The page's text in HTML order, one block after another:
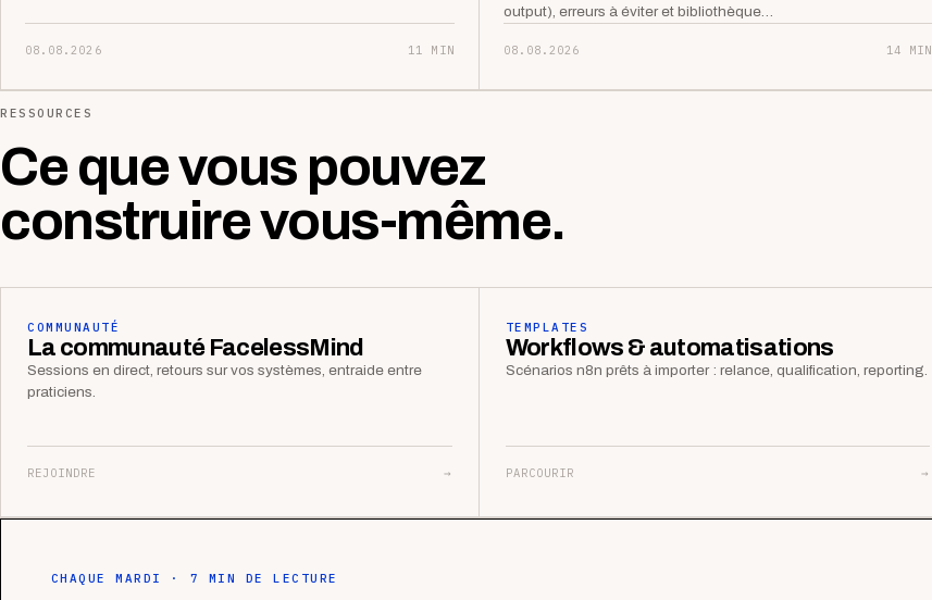
08.08.2026 11 MIN
output), erreurs à éviter et bibliothèque…
08.08.2026 14 MIN
RESSOURCES
Ce que vous pouvez
construire vous-même.
COMMUNAUTÉ
La communauté FacelessMind
Sessions en direct, retours sur vos systèmes, entraide entre
praticiens.
REJOINDRE →
TEMPLATES
Workflows & automatisations
Scénarios n8n prêts à importer : relance, qualification, reporting.
PARCOURIR →
CHAQUE MARDI · 7 MIN DE LECTURE